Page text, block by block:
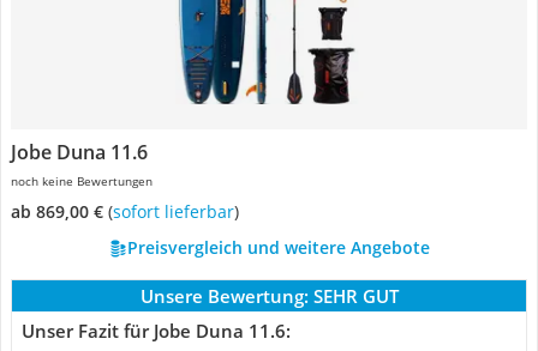
Jobe Duna 11.6
noch keine Bewertungen
ab 869,00 € ( Sofort lieferbar)
Preisvergleich und weitere Angebote
Unsere Bewertung: SEHR GUT
Unser Fazit für Jobe Duna 11.6: